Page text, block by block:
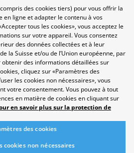
des cookies tiers) pour vous offrir la
en ligne et adapter le contenu à vos
tous les cookies», vous acceptez le
sur votre appareil. Vous consentez
des données collectées et à leur
la Suisse et/ou de l’Union européenne, par
obtenir des informations détaillées sur
cliquez sur «Paramètres des
les cookies non nécessaires», vous
votre consentement. Vous pouvez à tout
en matière de cookies en cliquant sur
en savoir plus sur la protection de
des cookies
cookies non nécessaires